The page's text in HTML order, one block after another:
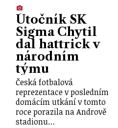
Útočník SK
Sigma Chytil
dal hattrick v
národním
týmu
Česká fotbalová
reprezentace v posledním
domácím utkání v tomto
roce porazila na Andrově
stadionu…